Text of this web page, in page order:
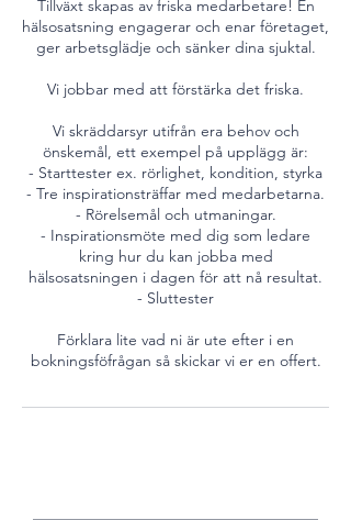
Tillväxt skapas av friska medarbetare! En
hälsosatsning engagerar och enar företaget,
ger arbetsglädje och sänker dina sjuktal.
Vi jobbar med att förstärka det friska.
Vi skräddarsyr utifrån era behov och
önskemål, ett exempel på upplägg är:
- Starttester ex. rörlighet, kondition, styrka
- Tre inspirationsträffar med medarbetarna.
- Rörelsemål och utmaningar.
- Inspirationsmöte med dig som ledare
kring hur du kan jobba med
hälsosatsningen i dagen för att nå resultat.
- Sluttester
Förklara lite vad ni är ute efter i en
bokningsföfrågan så skickar vi er en offert.